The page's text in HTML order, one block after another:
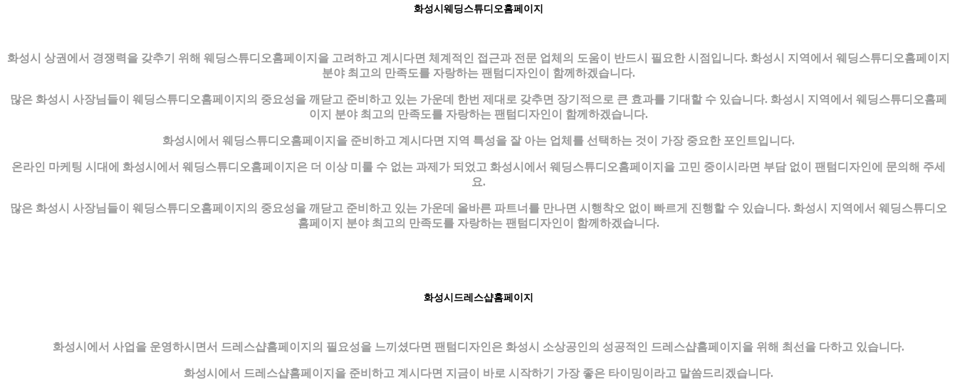
화성시웨딩스튜디오홈페이지
화성시 상권에서 경쟁력을 갖추기 위해 웨딩스튜디오홈페이지을 고려하고 계시다면 체계적인 접근과 전문 업체의 도움이 반드시 필요한 시점입니다. 화성시 지역에서 웨딩스튜디오홈페이지
분야 최고의 만족도를 자랑하는 팬텀디자인이 함께하겠습니다.
많은 화성시 사장님들이 웨딩스튜디오홈페이지의 중요성을 깨닫고 준비하고 있는 가운데 한번 제대로 갖추면 장기적으로 큰 효과를 기대할 수 있습니다. 화성시 지역에서 웨딩스튜디오홈페
이지 분야 최고의 만족도를 자랑하는 팬텀디자인이 함께하겠습니다.
화성시에서 웨딩스튜디오홈페이지을 준비하고 계시다면 지역 특성을 잘 아는 업체를 선택하는 것이 가장 중요한 포인트입니다.
온라인 마케팅 시대에 화성시에서 웨딩스튜디오홈페이지은 더 이상 미룰 수 없는 과제가 되었고 화성시에서 웨딩스튜디오홈페이지을 고민 중이시라면 부담 없이 팬텀디자인에 문의해 주세
요.
많은 화성시 사장님들이 웨딩스튜디오홈페이지의 중요성을 깨닫고 준비하고 있는 가운데 올바른 파트너를 만나면 시행착오 없이 빠르게 진행할 수 있습니다. 화성시 지역에서 웨딩스튜디오
홈페이지 분야 최고의 만족도를 자랑하는 팬텀디자인이 함께하겠습니다.
화성시드레스샵홈페이지
화성시에서 사업을 운영하시면서 드레스샵홈페이지의 필요성을 느끼셨다면 팬텀디자인은 화성시 소상공인의 성공적인 드레스샵홈페이지을 위해 최선을 다하고 있습니다.
화성시에서 드레스샵홈페이지을 준비하고 계시다면 지금이 바로 시작하기 가장 좋은 타이밍이라고 말씀드리겠습니다.